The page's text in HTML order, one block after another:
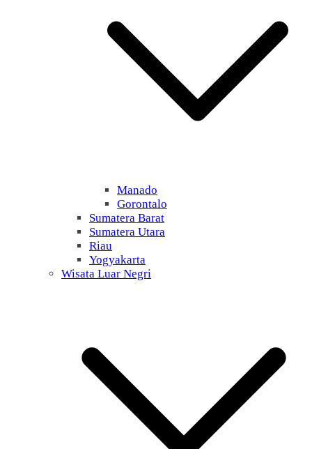
Manado
Gorontalo
Sumatera Barat
Sumatera Utara
Riau
Yogyakarta
Wisata Luar Negri